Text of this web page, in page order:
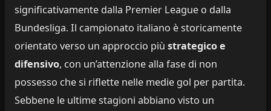
significativamente dalla Premier League o dalla
Bundesliga. Il campionato italiano è storicamente
orientato verso un approccio più strategico e
difensivo, con un’attenzione alla fase di non
possesso che si riflette nelle medie gol per partita.
Sebbene le ultime stagioni abbiano visto un